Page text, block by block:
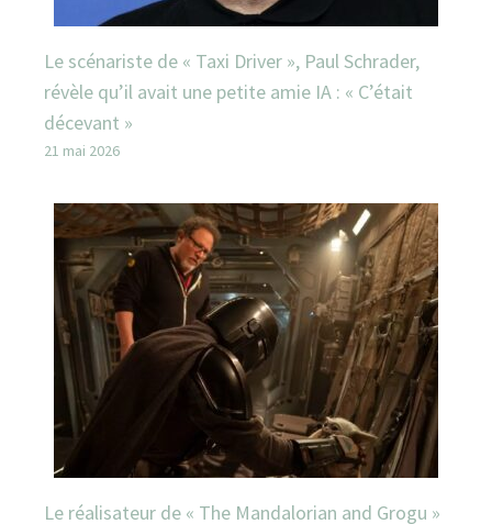
Le scénariste de « Taxi Driver », Paul Schrader,
révèle qu’il avait une petite amie IA : « C’était
décevant »
21 mai 2026
Le réalisateur de « The Mandalorian and Grogu »